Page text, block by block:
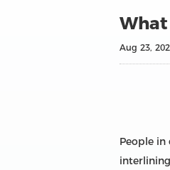
Aug 23,
People in